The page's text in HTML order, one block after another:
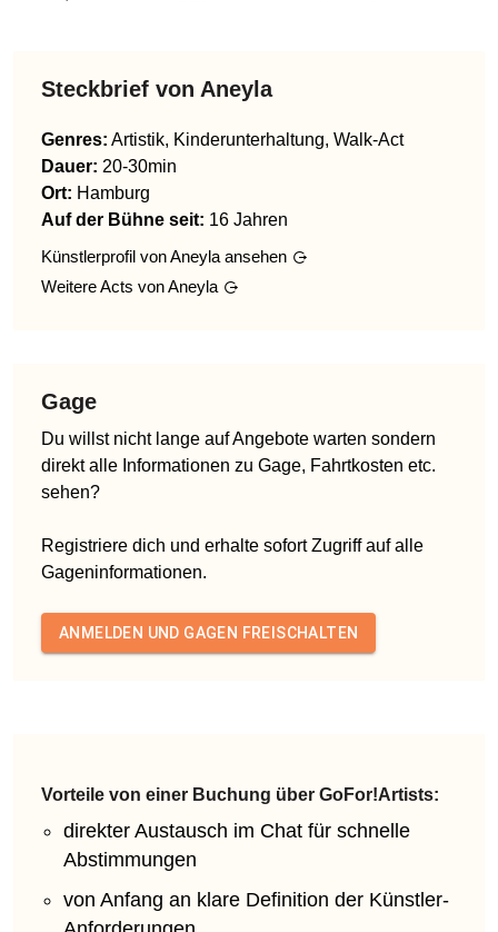
Steckbrief von Aneyla
Genres: Artistik, Kinderunterhaltung, Walk-Act
Dauer: 20-30min
Ort: Hamburg
Auf der Bühne seit: 16 Jahren
Künstlerprofil vonAneyla ansehen
Weitere Acts vonAneyla
Gage
Du willst nicht lange auf Angebote warten sondern
direkt alle Informationen zu Gage, Fahrtkosten etc.
sehen?
Registriere dich und erhalte sofort Zugriff auf alle
Gageninformationen.
ANMELDEN UND GAGEN FREISCHALTEN
Vorteile von einer Buchung über GoFor!Artists:
direkter Austausch im Chat für schnelle
Abstimmungen
von Anfang an klare Definition der Künstler-